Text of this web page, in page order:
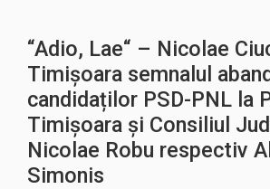
“Adio, Lae“ – Nicolae
Timișoara semnalul
candidaților PSD-PNL la
Timișoara și Consiliul
Nicolae Robu respectiv
Simonis